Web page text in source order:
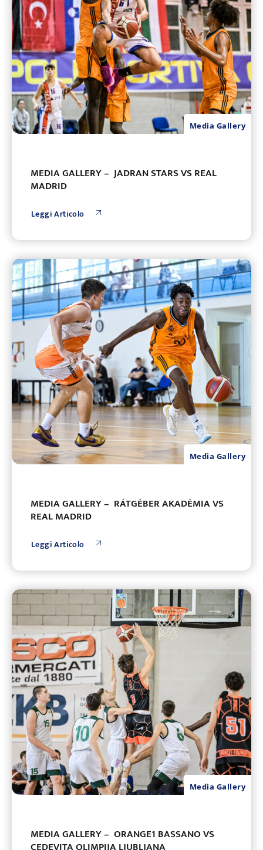
Media Gallery
MEDIA GALLERY – JADRAN STARS VS REAL
MADRID
Leggi Articolo
Media Gallery
MEDIA GALLERY – RÁTGÉBER AKADÉMIA VS
REAL MADRID
Leggi Articolo
Media Gallery
MEDIA GALLERY – ORANGE1 BASSANO VS